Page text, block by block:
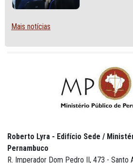
Mais notícias
Roberto Lyra - Edifício Sede /
Pernambuco
R. Imperador Dom Pedro II, 473 - Santo